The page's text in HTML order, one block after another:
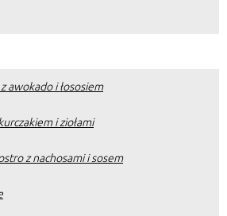
awokado i łososiem
i ziołami
z nachosami i sosem